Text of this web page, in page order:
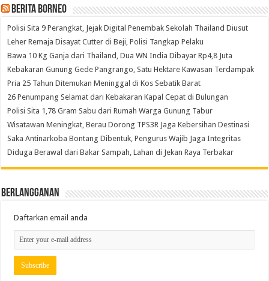
Berita Borneo
Polisi Sita 9 Perangkat, Jejak Digital Penembak Sekolah Thailand Diusut
Leher Remaja Disayat Cutter di Beji, Polisi Tangkap Pelaku
Bawa 10 Kg Ganja dari Thailand, Dua WN India Dibayar Rp4,8 Juta
Kebakaran Gunung Gede Pangrango, Satu Hektare Kawasan Terdampak
Pria 25 Tahun Ditemukan Meninggal di Kos Sebatik Barat
26 Penumpang Selamat dari Kebakaran Kapal Cepat di Bulungan
Polisi Sita 1,78 Gram Sabu dari Rumah Warga Gunung Tabur
Wisatawan Meningkat, Berau Dorong TPS3R Jaga Kebersihan Destinasi
Saka Antinarkoba Bontang Dibentuk, Pengurus Wajib Jaga Integritas
Diduga Berawal dari Bakar Sampah, Lahan di Jekan Raya Terbakar
Berlangganan
Daftarkan email anda